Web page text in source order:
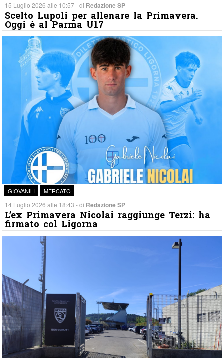
15 Luglio 2026 alle 10:57 - di Redazione SP
Scelto Lupoli per allenare la Primavera.
Oggi è al Parma U17
GIOVANILI MERCATO
14 Luglio 2026 alle 18:43 - di Redazione SP
L’ex Primavera Nicolai raggiunge Terzi: ha
firmato col Ligorna